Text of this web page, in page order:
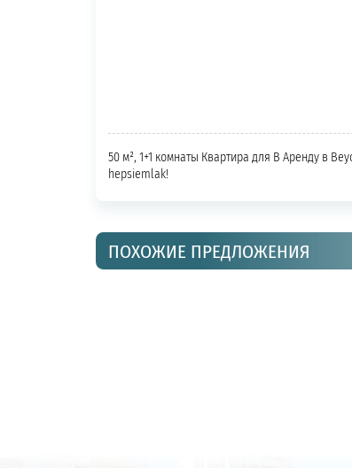
50 м², 1+1 комнаты Квартира для В Аренду в
hepsiemlak!
ПОХОЖИЕ ПРЕДЛОЖЕНИЯ